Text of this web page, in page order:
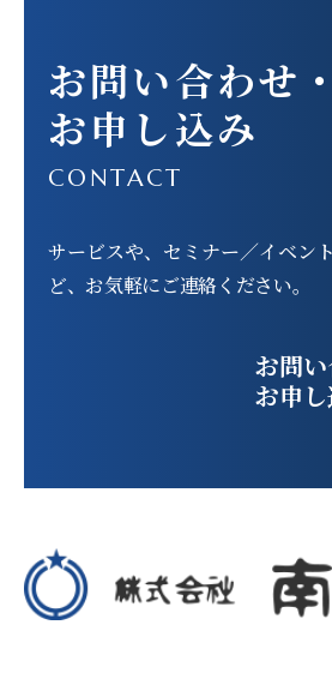
お問い合わせ ・
お申し込み
CONTACT
サービスや、セミナー／イベン
ど、お気軽にご連絡ください。
お問
お申